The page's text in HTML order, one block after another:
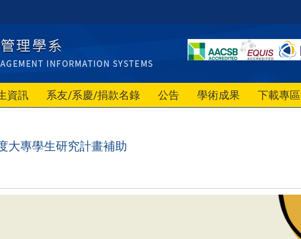
資訊 系友/系慶/捐款名錄 公告 學術成果 下載專區
大專學生研究計畫補助